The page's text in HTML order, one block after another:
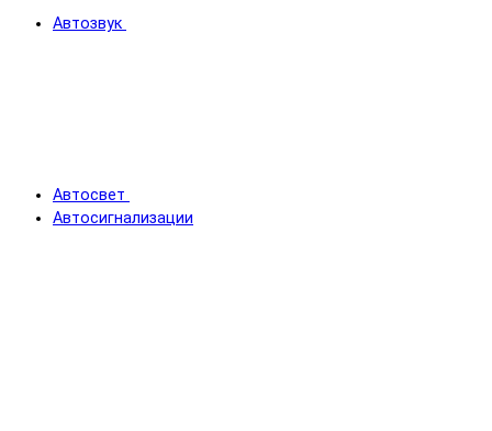
Автозвук
Автосвет
Автосигнализации